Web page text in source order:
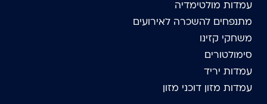
עמדות מולטימדיה
מתנפחים להשכרה לאירועים
משחקי קזינו
סימולטורים
עמדות יריד
עמדות מזון דוכני מזון